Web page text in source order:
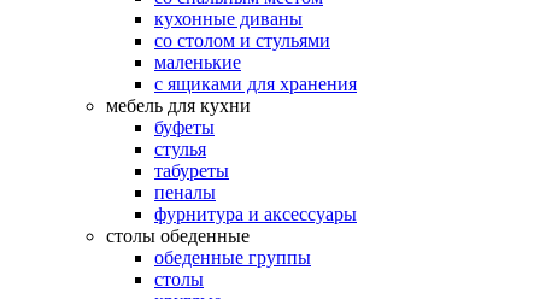
кухонные диваны
со столом и стульями
маленькие
с ящиками для хранения
мебель для кухни
буфеты
стулья
табуреты
пеналы
фурнитура и аксессуары
столы обеденные
обеденные группы
столы